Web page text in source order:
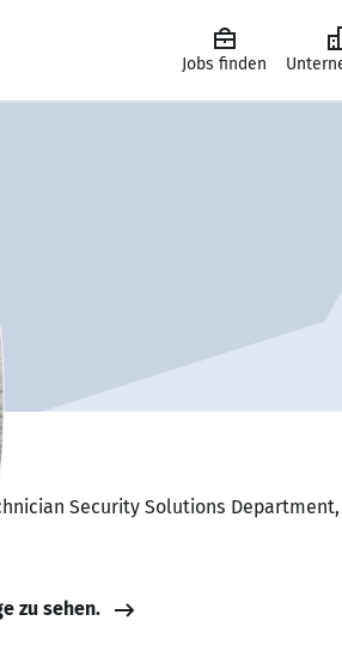
Jobs finden
Security Solutions
zu sehen.